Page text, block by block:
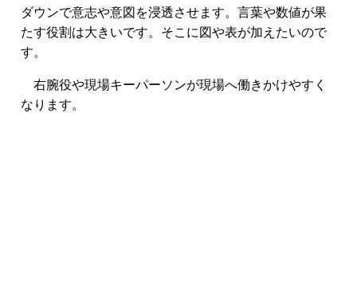
ダウンで意志や意図を浸透させます。言葉や数値が果
たす役割は大きいです。そこに図や表が加えたいので
す。
右腕役や現場キーパーソンが現場へ働きかけやすく
なります。